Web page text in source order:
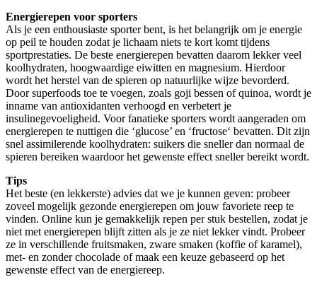
Energierepen voor sporters
Als je een enthousiaste sporter bent, is het belangrijk om je energie
op peil te houden zodat je lichaam niets te kort komt tijdens
sportprestaties. De beste energierepen bevatten daarom lekker veel
koolhydraten, hoogwaardige eiwitten en magnesium. Hierdoor
wordt het herstel van de spieren op natuurlijke wijze bevorderd.
Door superfoods toe te voegen, zoals goji bessen of quinoa, wordt je
inname van antioxidanten verhoogd en verbetert je
insulinegevoeligheid. Voor fanatieke sporters wordt aangeraden om
energierepen te nuttigen die ‘glucose’ en ‘fructose‘ bevatten. Dit zijn
snel assimilerende koolhydraten: suikers die sneller dan normaal de
spieren bereiken waardoor het gewenste effect sneller bereikt wordt.
Tips
Het beste (en lekkerste) advies dat we je kunnen geven: probeer
zoveel mogelijk gezonde energierepen om jouw favoriete reep te
vinden. Online kun je gemakkelijk repen per stuk bestellen, zodat je
niet met energierepen blijft zitten als je ze niet lekker vindt. Probeer
ze in verschillende fruitsmaken, zware smaken (koffie of karamel),
met- en zonder chocolade of maak een keuze gebaseerd op het
gewenste effect van de energiereep.